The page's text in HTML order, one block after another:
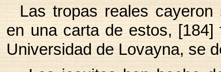
Las tropas reales
en una carta de estos,
Universidad de Lovayna, se